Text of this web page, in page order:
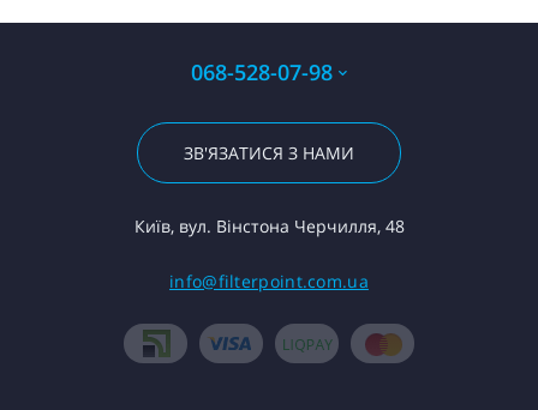
068-528-07-98
ЗВ'ЯЗАТИСЯ З НАМИ
Київ, вул. Вінстона Черчилля, 48
info@filterpoint.com.ua